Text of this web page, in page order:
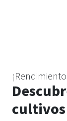
cultivos